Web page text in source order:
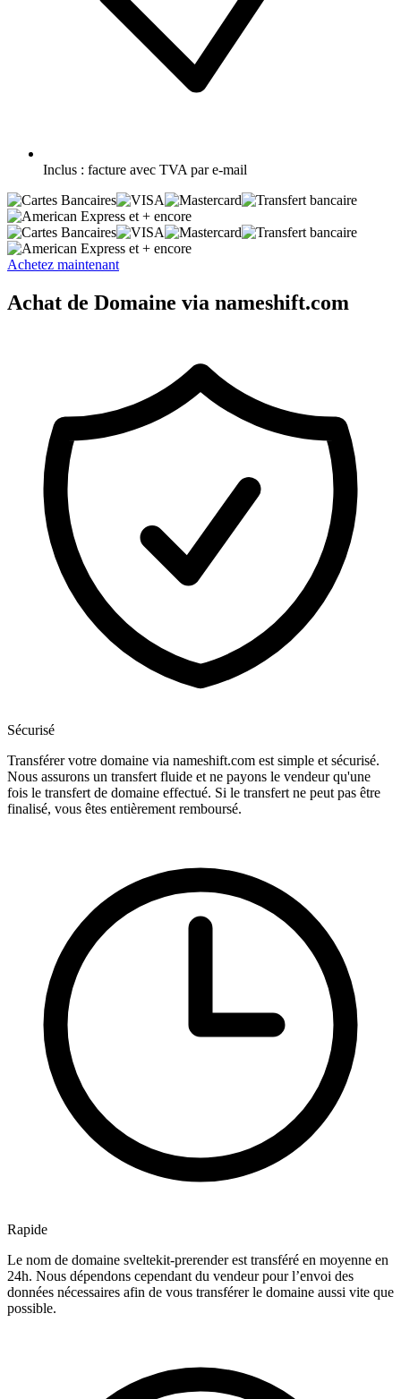
Inclus : facture avec TVA par e-mail
et + encore
et + encore
Achetez maintenant
Achat de Domaine via nameshift.com
Sécurisé
Transférer votre domaine via nameshift.com est simple et sécurisé.
Nous assurons un transfert fluide et ne payons le vendeur qu'une
fois le transfert de domaine effectué. Si le transfert ne peut pas être
finalisé, vous êtes entièrement remboursé.
Rapide
Le nom de domaine sveltekit-prerender est transféré en moyenne en
24h. Nous dépendons cependant du vendeur pour l’envoi des
données nécessaires afin de vous transférer le domaine aussi vite que
possible.